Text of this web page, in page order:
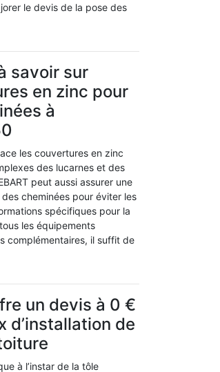
le devis de la pose des
savoir sur
en zinc pour
à
les couvertures en zinc
des lucarnes et des
peut aussi assurer une
cheminées pour éviter les
spécifiques pour la
les équipements
complémentaires, il suffit de
un devis à 0 €
d’installation de
à l’instar de la tôle